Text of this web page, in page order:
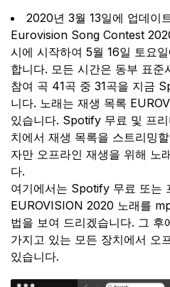
2020년 3월 13일에 업데이
Eurovision Song Contest
시에 시작하여 5월 16일 토요
합니다. 모든 시간은 동부 표준
참여 곡 41곡 중 31곡을 지금
니다. 노래는 재생 목록
있습니다. Spotify 무료 및 프
치에서 재생 목록을 스트리밍
자만 오프라인 재생을 위해 노
다.
여기에서는 Spotify 무료 또는
EUROVISION 2020 노래를
법을 보여 드리겠습니다. 그
가지고 있는 모든 장치에서 오
있습니다.